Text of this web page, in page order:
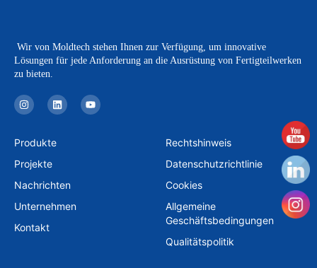
Wir von Moldtech stehen Ihnen zur Verfügung, um innovative
Lösungen für jede Anforderung an die Ausrüstung von Fertigteilwerken
zu bieten.
I
n
s
a
g
a
L
i
n
d
Y
o
u
Produkte
Projekte
Nachrichten
Unternehmen
Kontakt
Rechtshinweis
Datenschutzrichtlinie
Cookies
Allgemeine
Geschäftsbedingungen
Qualitätspolitik